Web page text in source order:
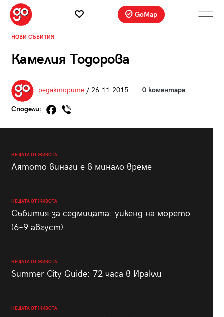
GoMap
НОВИ СЪБИТИЯ
Камелия Тодорова
редакторите/ 26.11.2015 0 коментара
Сподели:
НЕЩАТА ОТ ЖИВОТА
Лятото винаги е в минало време
НЕЩАТА ОТ ЖИВОТА
Събития за седмицата: уикенд на морето
(6–9 август)
НЕЩАТА ОТ ЖИВОТА
Summer City Guide: 72 часа в Иракли
НЕЩАТА ОТ ЖИВОТА